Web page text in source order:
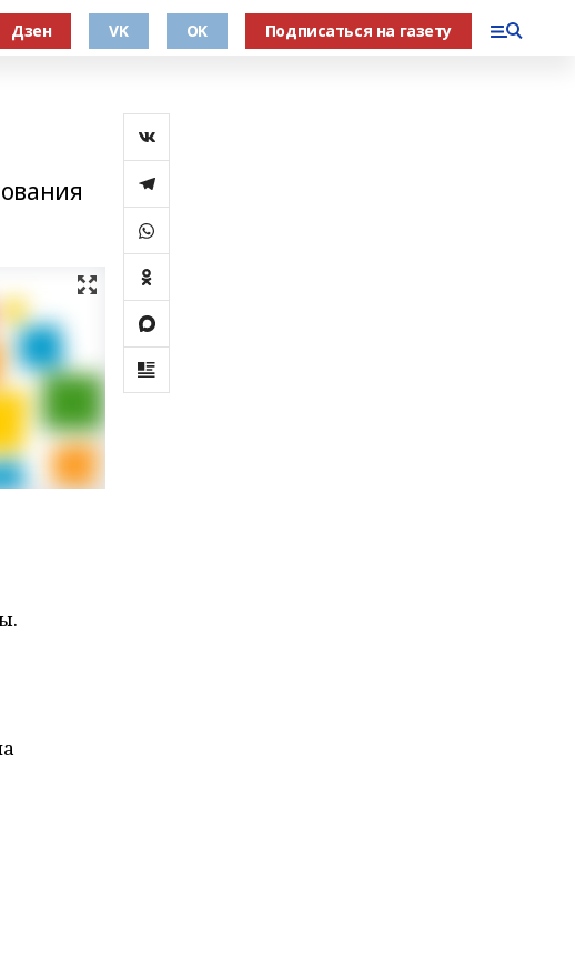
Дзен VK OK Подписаться на газету